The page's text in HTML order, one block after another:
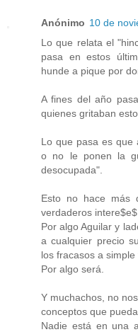
Anónimo 10 de
Lo que relata el
pasa en estos
hunde a pique por
A fines del año
quienes gritaban esto.
Lo que pasa es que
o no le ponen la
desocupada".
Esto no hace más
verdaderos intere$e$
Por algo Aguilar y
a cualquier precio
los fracasos a simple
Por algo será.
Y muchachos, no
conceptos que
Nadie está en una